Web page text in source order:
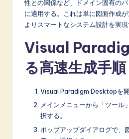
性との関係など、ドメイン固有の
に適用する。これは単に図面作成が
よりスマートなシステム設計を実現
Visual
る高速生成手順
Visual Paradigm Desktopを開
メインメニューから「ツール
択する。
ポップアップダイアログで、